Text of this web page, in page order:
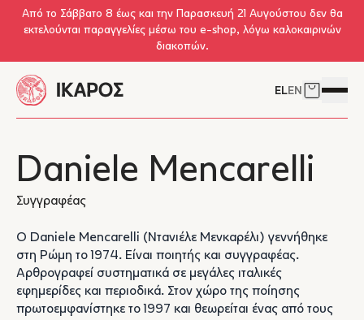
Skip to main content
Από το Σάββατο 8 έως και την Παρασκευή 21 Αυγούστου δεν θα
εκτελούνται παραγγελίες μέσω του e-shop, λόγω καλοκαιρινών
διακοπών.
ELEN Δείτε το
Daniele Mencarelli
Συγγραφέας
Ο Daniele Mencarelli (Ντανιέλε Μενκαρέλι) γεννήθηκε
στη Ρώμη το 1974. Είναι ποιητής και συγγραφέας.
Αρθρογραφεί συστηματικά σε μεγάλες ιταλικές
εφημερίδες και περιοδικά. Στον χώρο της ποίησης
πρωτοεμφανίστηκε το 1997 και θεωρείται ένας από τους